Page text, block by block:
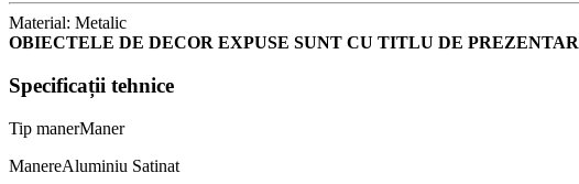
Material: Metalic
OBIECTELE DE DECOR EXPUSE SUNT CU TITLU DE
Specificații tehnice
Tip manerManer
ManereAluminiu Satinat